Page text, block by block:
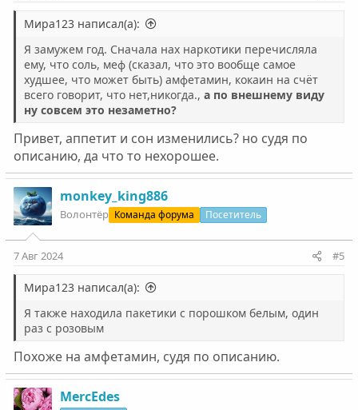
Мира123 написал(а):
Я замужем год. Сначала нах наркотики перечисляла
ему, что соль, меф (сказал, что это вообще самое
худшее, что может быть) амфетамин, кокаин на счёт
всего говорит, что нет,никогда., а по внешнему виду
ну совсем это незаметно?
Привет, аппетит и сон изменились? но судя по
описанию, да что то нехорошее.
monkey_king886
Волонтёр Команда форума Посетитель
7 Авг 2024 #5
Мира123 написал(а):
Я также находила пакетики с порошком белым, один
раз с розовым
Похоже на амфетамин, судя по описанию.
MercEdes